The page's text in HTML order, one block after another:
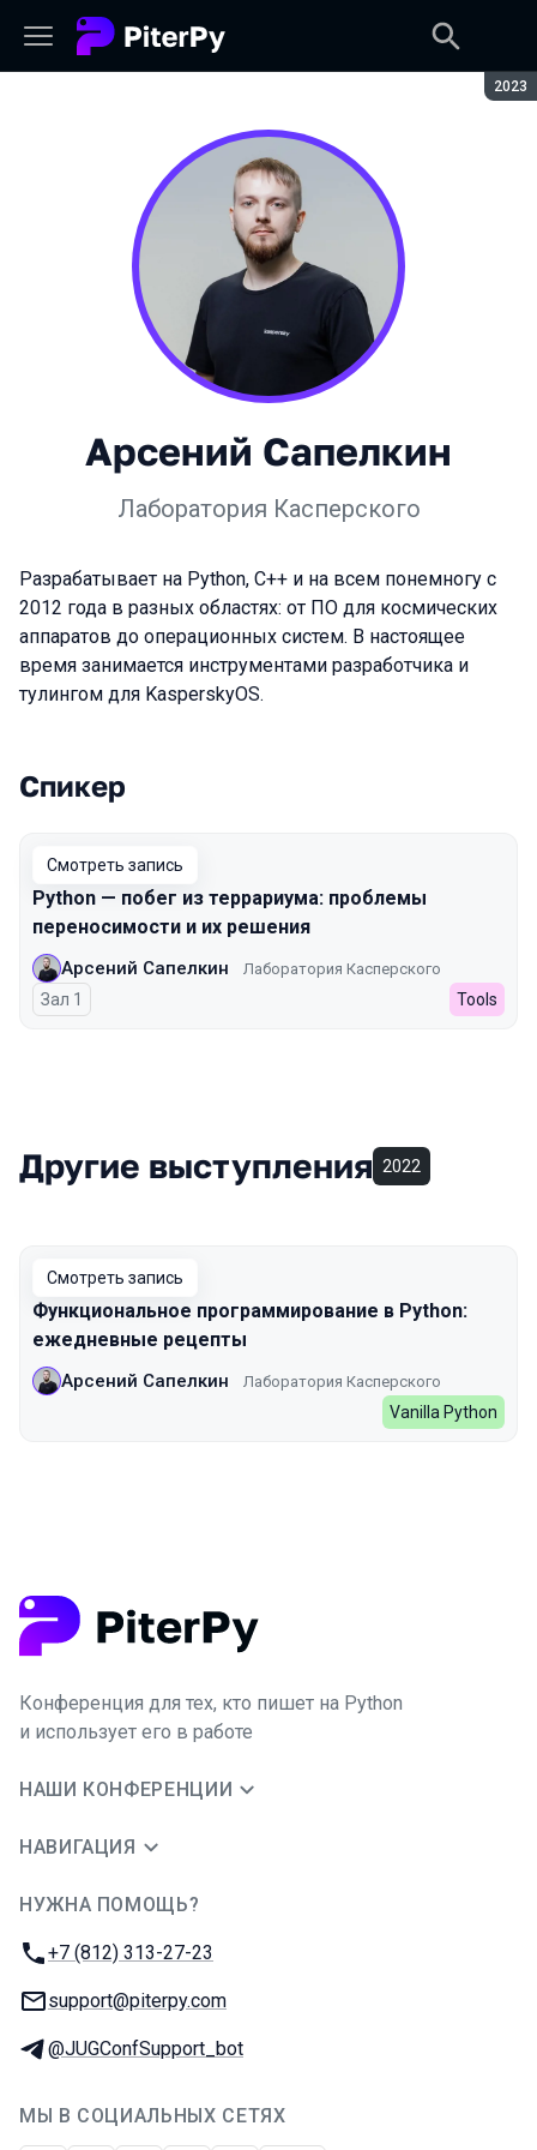
2023
Арсений Сапелкин
Лаборатория Касперского
Разрабатывает на Python, C++ и на всем понемногу с
2012 года в разных областях: от ПО для космических
аппаратов до операционных систем. В настоящее
время занимается инструментами разработчика и
тулингом для KasperskyOS.
Выступления в сезоне 2023
Спикер
Смотреть запись
Python — побег из террариума: проблемы
переносимости и их решения
Арсений Сапелкин Лаборатория Касперского
Зал 1 Tools
Другие выступления 2022
Смотреть запись
Функциональное программирование в Python:
ежедневные рецепты
Арсений Сапелкин Лаборатория Касперского
Vanilla Python
Конференция для тех, кто пишет на Python
и использует его в работе
НАШИ КОНФЕРЕНЦИИ
НАВИГАЦИЯ
НУЖНА ПОМОЩЬ?
Телефон:
+7 (812) 313-27-23
E-mail:
support@piterpy.com
Телеграм:
@JUGConfSupport_bot
МЫ В СОЦИАЛЬНЫХ СЕТЯХ